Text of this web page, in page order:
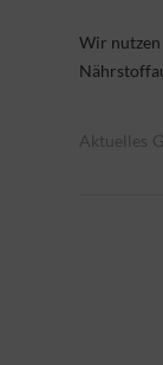
Wir
Aktuelles